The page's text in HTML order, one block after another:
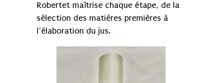
Robertet maîtrise chaque étape, de la
sélection des matières premières à
l’élaboration du jus.